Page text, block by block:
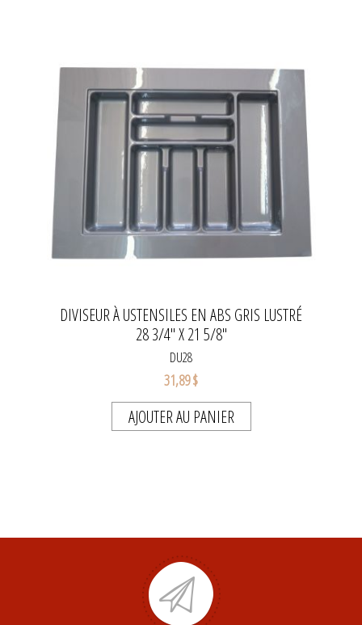
DIVISEUR À USTENSILES EN ABS GRIS LUSTRÉ
28 3/4" X 21 5/8"
DU28
31,89 $
AJOUTER AU PANIER